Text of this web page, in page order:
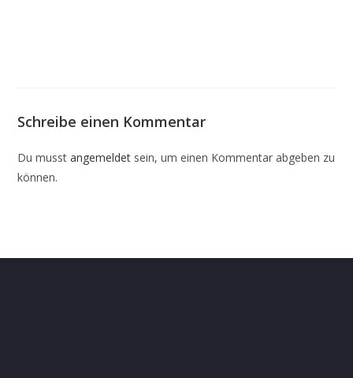
Schreibe einen Kommentar
Du musstangemeldet sein, um einen Kommentar abgeben zu
können.